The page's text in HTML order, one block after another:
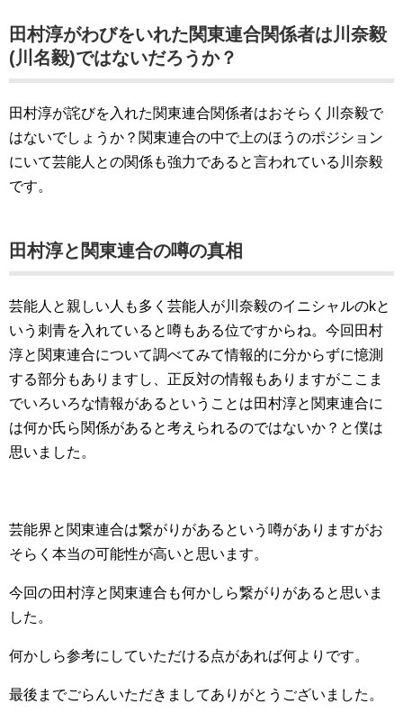
田村淳がわびをいれた関東連合関係者は川奈毅
(川名毅)ではないだろうか？
田村淳が詫びを入れた関東連合関係者はおそらく川奈毅で
はないでしょうか？関東連合の中で上のほうのポジション
にいて芸能人との関係も強力であると言われている川奈毅
です。
田村淳と関東連合の噂の真相
芸能人と親しい人も多く芸能人が川奈毅のイニシャルのkと
いう刺青を入れていると噂もある位ですからね。今回田村
淳と関東連合について調べてみて情報的に分からずに憶測
する部分もありますし、正反対の情報もありますがここま
でいろいろな情報があるということは田村淳と関東連合に
は何か氏ら関係があると考えられるのではないか？と僕は
思いました。
芸能界と関東連合は繋がりがあるという噂がありますがお
そらく本当の可能性が高いと思います。
今回の田村淳と関東連合も何かしら繋がりがあると思いま
した。
何かしら参考にしていただける点があれば何よりです。
最後までごらんいただきましてありがとうございました。